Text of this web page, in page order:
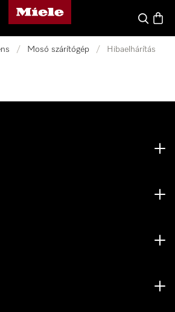
Miele honlapja
Kereses
/ Mosó szárítógép / Hibaelhárítás